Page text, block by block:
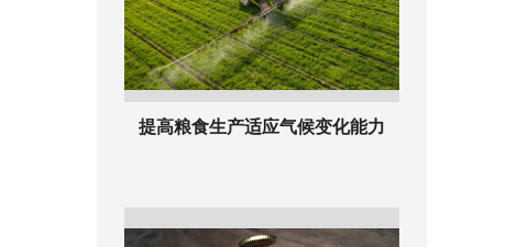
提高粮食生产适应气候变化能力